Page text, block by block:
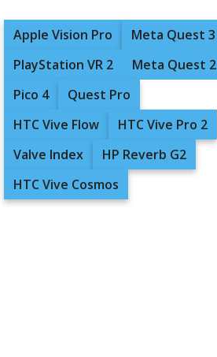
Apple Vision Pro
Meta Quest 3
PlayStation VR 2
Meta Quest 2
Pico 4
Quest Pro
HTC Vive Flow
HTC Vive Pro 2
Valve Index
HP Reverb G2
HTC Vive Cosmos